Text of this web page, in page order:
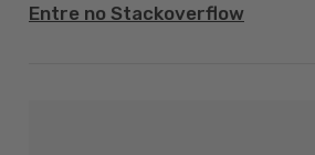
Entre no Stackoverflow